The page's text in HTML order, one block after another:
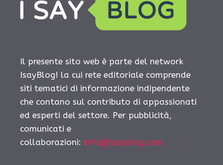
Il presente sito web è parte del network
IsayBlog! la cui rete editoriale comprende
siti tematici di informazione indipendente
che contano sul contributo di appassionati
ed esperti del settore. Per pubblicità,
comunicati e
collaborazioni: info@isayblog.com